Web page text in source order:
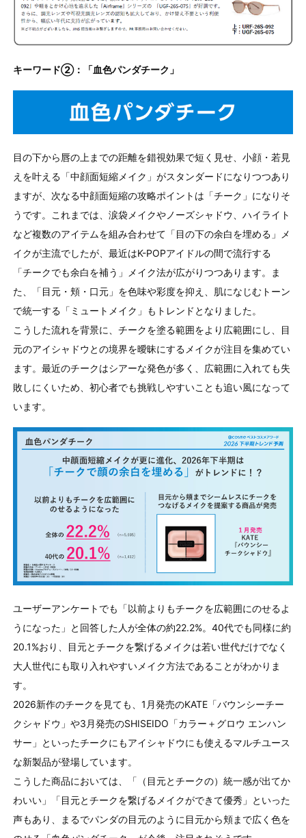
キーワード②：「血色パンダチーク」
目の下から唇の上までの距離を錯視効果で短く見せ、小顔・若見
えを叶える「中顔面短縮メイク」がスタンダードになりつつあり
ますが、次なる中顔面短縮の攻略ポイントは「チーク」になりそ
うです。これまでは、涙袋メイクやノーズシャドウ、ハイライト
など複数のアイテムを組み合わせて「目の下の余白を埋める」メ
イクが主流でしたが、最近はK-POPアイドルの間で流行する
「チークでも余白を補う」メイク法が広がりつつあります。ま
た、「目元・頬・口元」を色味や彩度を抑え、肌になじむトーン
で統一する「ミュートメイク」もトレンドとなりました。
こうした流れを背景に、チークを塗る範囲をより広範囲にし、目
元のアイシャドウとの境界を曖昧にするメイクが注目を集めてい
ます。最近のチークはシアーな発色が多く、広範囲に入れても失
敗しにくいため、初心者でも挑戦しやすいことも追い風になって
います。
ユーザーアンケートでも「以前よりもチークを広範囲にのせるよ
うになった」と回答した人が全体の約22.2%。40代でも同様に約
20.1%おり、目元とチークを繋げるメイクは若い世代だけでなく
大人世代にも取り入れやすいメイク方法であることがわかりま
す。
2026新作のチークを見ても、1月発売のKATE「バウンシーチー
クシャドウ」や3月発売のSHISEIDO「カラー＋グロウ エンハン
サー」といったチークにもアイシャドウにも使えるマルチユース
な新製品が登場しています。
こうした商品においては、「（目元とチークの）統一感が出てか
わいい」「目元とチークを繋げるメイクができて優秀」といった
声もあり、まるでパンダの目元のように目元から頬まで広く色を